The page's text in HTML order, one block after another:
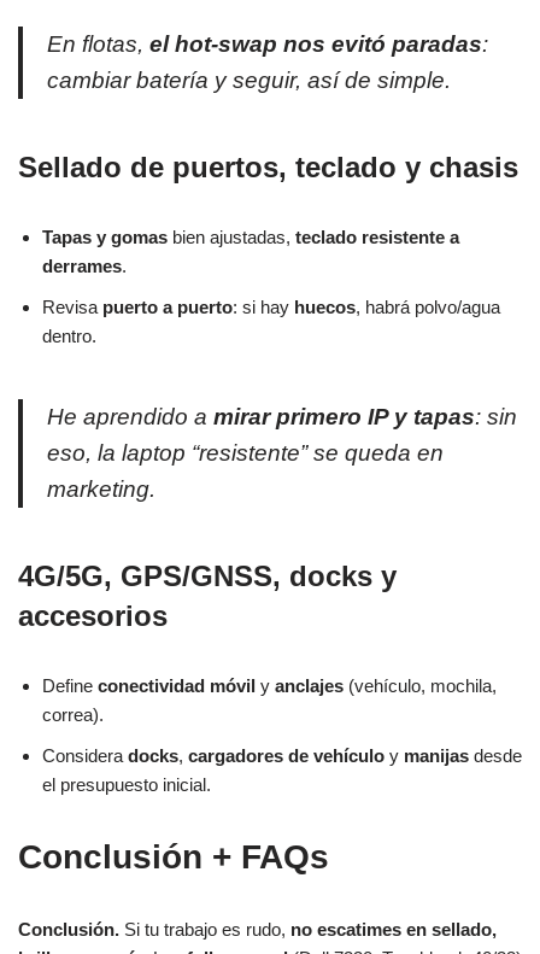
En flotas, el hot-swap nos evitó paradas:
cambiar batería y seguir, así de simple.
Sellado de puertos, teclado y chasis
Tapas y gomas bien ajustadas, teclado resistente a
derrames.
Revisa puerto a puerto: si hay huecos, habrá polvo/agua
dentro.
He aprendido a mirar primero IP y tapas: sin
eso, la laptop “resistente” se queda en
marketing.
4G/5G, GPS/GNSS, docks y
accesorios
Define conectividad móvil y anclajes (vehículo, mochila,
correa).
Considera docks, cargadores de vehículo y manijas desde
el presupuesto inicial.
Conclusión + FAQs
Conclusión. Si tu trabajo es rudo, no escatimes en sellado,